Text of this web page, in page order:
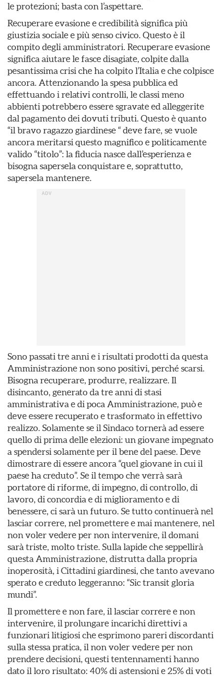
le protezioni; basta con l’aspettare.
Recuperare evasione e credibilità significa più
giustizia sociale e più senso civico. Questo è il
compito degli amministratori. Recuperare evasione
significa aiutare le fasce disagiate, colpite dalla
pesantissima crisi che ha colpito l’Italia e che colpisce
ancora. Attenzionando la spesa pubblica ed
effettuando i relativi controlli, le classi meno
abbienti potrebbero essere sgravate ed alleggerite
dal pagamento dei dovuti tributi. Questo è quanto
“il bravo ragazzo giardinese “ deve fare, se vuole
ancora meritarsi questo magnifico e politicamente
valido “titolo”: la fiducia nasce dall’esperienza e
bisogna sapersela conquistare e, soprattutto,
sapersela mantenere.
Sono passati tre anni e i risultati prodotti da questa
Amministrazione non sono positivi, perché scarsi.
Bisogna recuperare, produrre, realizzare. Il
disincanto, generato da tre anni di stasi
amministrativa e di poca Amministrazione, può e
deve essere recuperato e trasformato in effettivo
realizzo. Solamente se il Sindaco tornerà ad essere
quello di prima delle elezioni: un giovane impegnato
a spendersi solamente per il bene del paese. Deve
dimostrare di essere ancora “quel giovane in cui il
paese ha creduto”. Se il tempo che verrà sarà
portatore di riforme, di impegno, di controllo, di
lavoro, di concordia e di miglioramento e di
benessere, ci sarà un futuro. Se tutto continuerà nel
lasciar correre, nel promettere e mai mantenere, nel
non voler vedere per non intervenire, il domani
sarà triste, molto triste. Sulla lapide che seppellirà
questa Amministrazione, distrutta dalla propria
inoperosità, i Cittadini giardinesi, che tanto avevano
sperato e creduto leggeranno: “Sic transit gloria
mundi”.
Il promettere e non fare, il lasciar correre e non
intervenire, il prolungare incarichi direttivi a
funzionari litigiosi che esprimono pareri discordanti
sulla stessa pratica, il non voler vedere per non
prendere decisioni, questi tentennamenti hanno
dato il loro risultato: 40% di astensioni e 25% di voti